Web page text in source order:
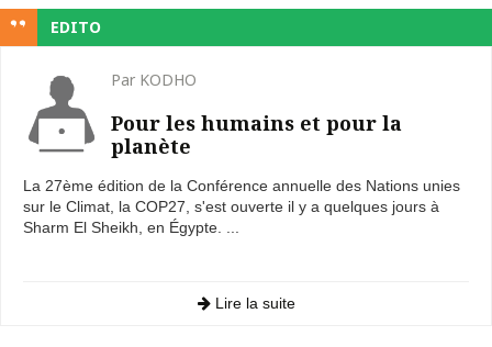
EDITO
Par KODHO
Pour les humains et pour la
planète
La 27ème édition de la Conférence annuelle des Nations unies
sur le Climat, la COP27, s'est ouverte il y a quelques jours à
Sharm El Sheikh, en Égypte. ...
Lire la suite